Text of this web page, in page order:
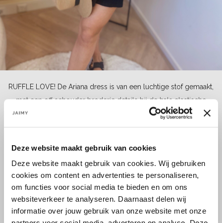
Deze website maakt gebruik van cookies
Deze website maakt gebruik van cookies. Wij gebruiken
cookies om content en advertenties te personaliseren,
om functies voor social media te bieden en om ons
websiteverkeer te analyseren. Daarnaast delen wij
informatie over jouw gebruik van onze website met onze
RUFFLE LOVE! De Ariana dress is van een luchtige stof gemaakt,
met een off schouder broderie details bij de hals elastische
tailleband voor een getailleerd effect. De ruffle laagjes aan de
rok en hals geven de jurk een speelse twist..........
Maat: